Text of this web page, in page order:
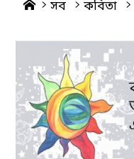
Home
সব কবিতা